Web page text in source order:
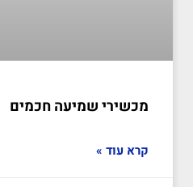
מכשירי שמיעה חכמים
קרא עוד »